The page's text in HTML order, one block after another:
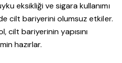
eksikliği ve sigara kullanımı
cilt bariyerini olumsuz etkiler.
cilt bariyerinin yapısını
hazırlar.